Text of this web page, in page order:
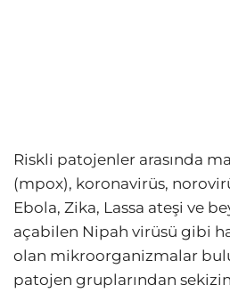
Riskli patojenler arasında
(mpox), koronavirüs,
Ebola, Zika, Lassa ateşi ve
açabilen Nipah virüsü gibi
olan mikroorganizmalar
patojen gruplarından